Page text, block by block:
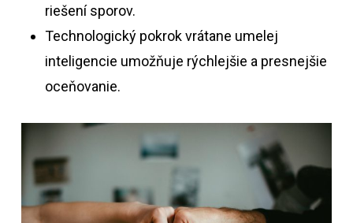
riešení sporov.
Technologický pokrok vrátane umelej
inteligencie umožňuje rýchlejšie a presnejšie
oceňovanie.